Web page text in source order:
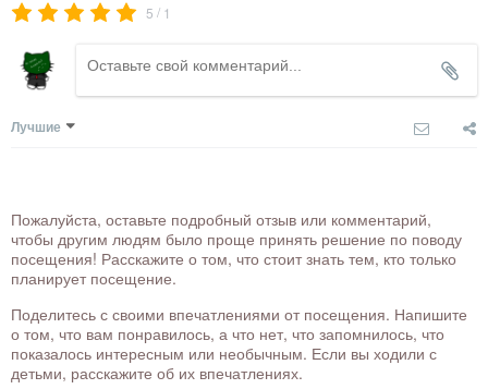
5 / 1
Лучшие
Пожалуйста, оставьте подробный отзыв или комментарий,
чтобы другим людям было проще принять решение по поводу
посещения! Расскажите о том, что стоит знать тем, кто только
планирует посещение.
Поделитесь с своими впечатлениями от посещения. Напишите
о том, что вам понравилось, а что нет, что запомнилось, что
показалось интересным или необычным. Если вы ходили с
детьми, расскажите об их впечатлениях.